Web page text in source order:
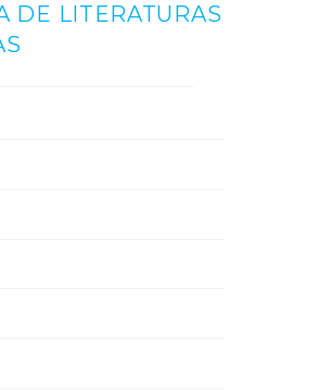
DE LITERATURAS